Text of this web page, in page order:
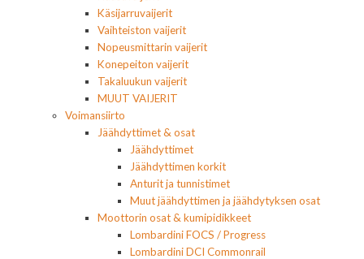
Käsijarruvaijerit
Vaihteiston vaijerit
Nopeusmittarin vaijerit
Konepeiton vaijerit
Takaluukun vaijerit
MUUT VAIJERIT
Voimansiirto
Jäähdyttimet & osat
Jäähdyttimet
Jäähdyttimen korkit
Anturit ja tunnistimet
Muut jäähdyttimen ja jäähdytyksen osat
Moottorin osat & kumipidikkeet
Lombardini FOCS / Progress
Lombardini DCI Commonrail